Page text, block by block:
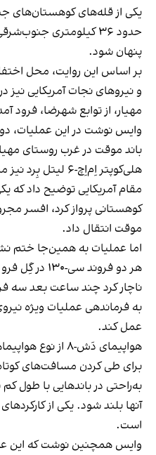
یکی از قله‌های کوهستان‌های
حدود ۳۶ کیلومتری
پنهان شود.
بر اساس این روایت، محل
و نیروهای نجات آمریکایی
مهیار، از توابع شهرضا، فرود
باند موقت در غرب روستای
هلی‌کوپتر اِم‌اِچ-۶
مقام آمریکایی توضیح داد که
کوهستانی پرواز کرد، افسر
موقت انتقال داد.
اما عملیات به همین‌جا ختم
هر دو فروند
به فرماندهی عملیات ویژه
عمل کند.
هواپیمای دَش-۸
برای طی کردن مسافت‌های
به‌راحتی در باندهایی با طول
آنها بلند شود. یکی از
است.